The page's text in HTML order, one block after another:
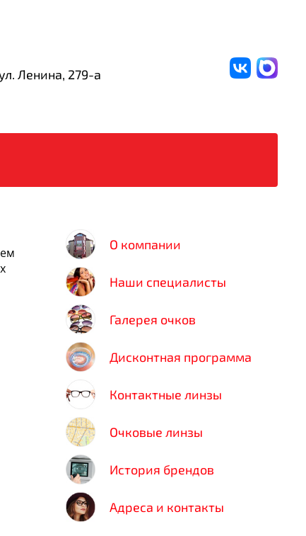
Ленина, 279-а
О компании
Наши специалисты
Галерея очков
Дисконтная программа
Контактные линзы
Очковые линзы
История брендов
Адреса и контакты